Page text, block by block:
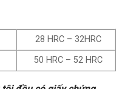
28 HRC – 32HRC
50 HRC – 52 HRC